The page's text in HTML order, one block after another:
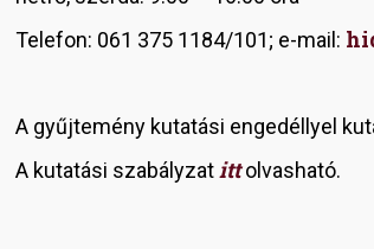
Telefon: 061 375 1184/101; e-mail:
A gyűjtemény kutatási engedéllyel
A kutatási szabályzatitt olvasható.